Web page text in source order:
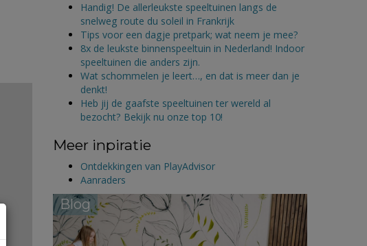
Handig! De allerleukste speeltuinen langs de
snelweg route du soleil in Frankrijk
Tips voor een dagje pretpark; wat neem je mee?
8x de leukste binnenspeeltuin in Nederland! Indoor
speeltuinen die anders zijn.
Wat schommelen je leert…, en dat is meer dan je
denkt!
Heb jij de gaafste speeltuinen ter wereld al
bezocht? Bekijk nu onze top 10!
Meer inpiratie
Ontdekkingen van PlayAdvisor
Aanraders
Blog